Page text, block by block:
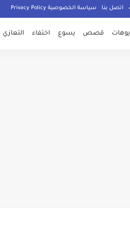
اتصل بنا سياسة الخصوصية Privacy Policy
قصص يسوع اختفاء التعازي